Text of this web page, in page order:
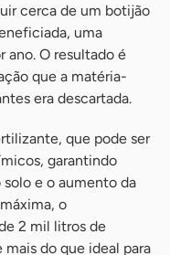
cerca de um botijão
uma
ano. O resultado é
que a matéria-
era descartada.
que pode ser
garantindo
e o aumento da
o
2 mil litros de
do que ideal para